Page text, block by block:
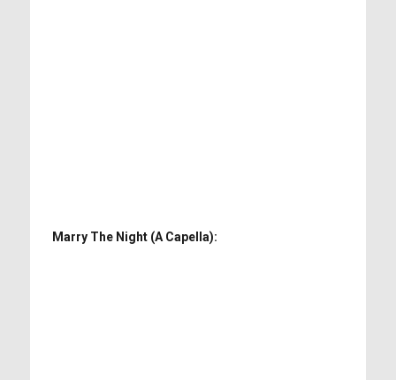
Marry The Night (A Capella):